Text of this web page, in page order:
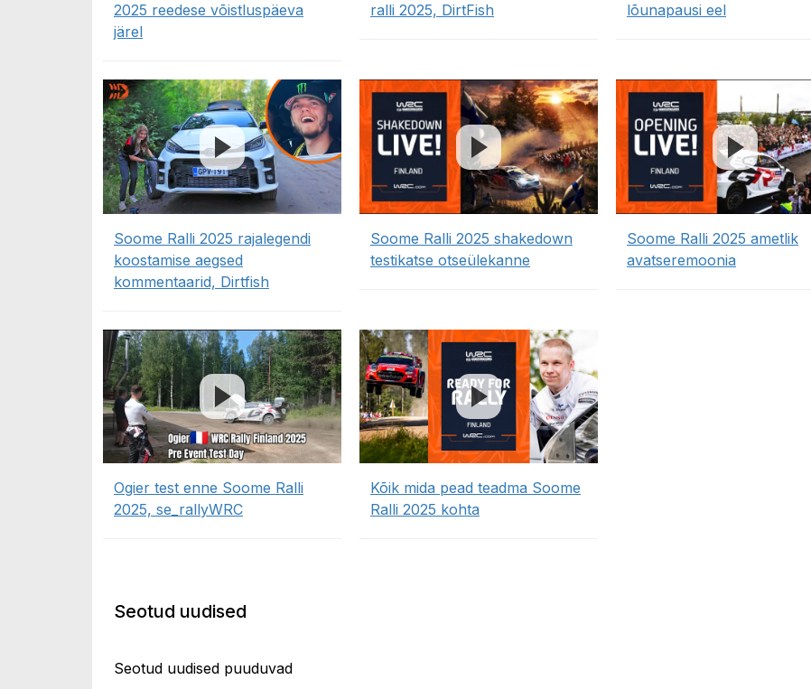
2025 reedese võistluspäeva
järel
ralli 2025, DirtFish
lõunapausi eel
Soome Ralli 2025 rajalegendi
koostamise aegsed
kommentaarid, Dirtfish
Soome Ralli 2025 shakedown
testikatse otseülekanne
Soome Ralli 2025 ametlik
avatseremoonia
Ogier test enne Soome Ralli
2025, se_rallyWRC
Kõik mida pead teadma Soome
Ralli 2025 kohta
Seotud uudised
Seotud uudised puuduvad